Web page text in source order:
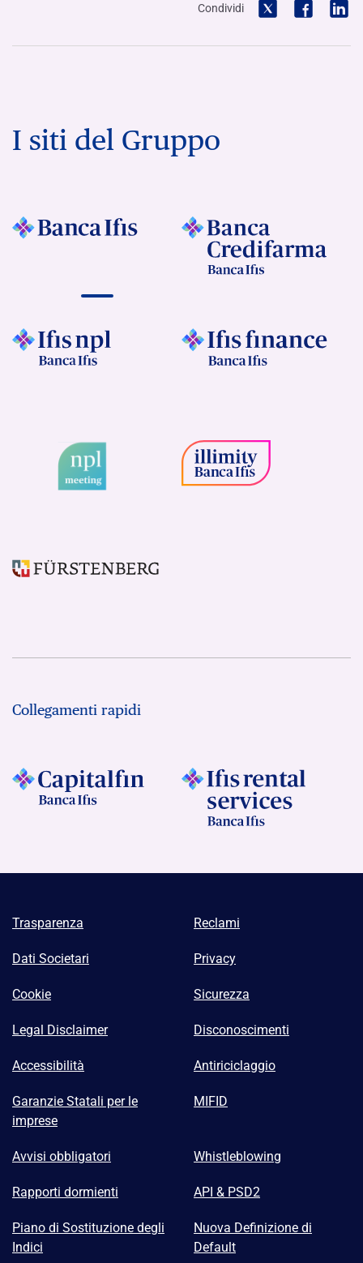
Condividi
I siti del Gruppo
Collegamenti rapidi
Trasparenza Reclami
Dati Societari Privacy
Cookie Sicurezza
Legal Disclaimer Disconoscimenti
Accessibilità Antiriciclaggio
Garanzie Statali per le
imprese
MIFID
Avvisi obbligatori Whistleblowing
Rapporti dormienti API & PSD2
Piano di Sostituzione degli
Indici
Nuova Definizione di
Default